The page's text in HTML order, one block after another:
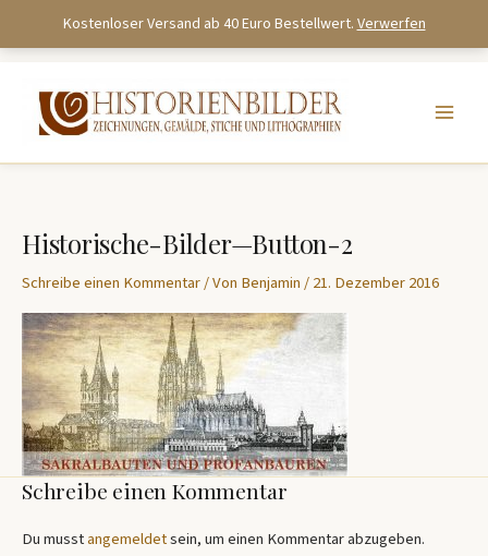
Kostenloser Versand ab 40 Euro Bestellwert.Verwerfen
springen
Historische-Bilder—Button-2
Schreibe einen Kommentar/ Von Benjamin/21. Dezember 2016
Schreibe einen Kommentar
Du musstangemeldetsein, um einen Kommentar abzugeben.